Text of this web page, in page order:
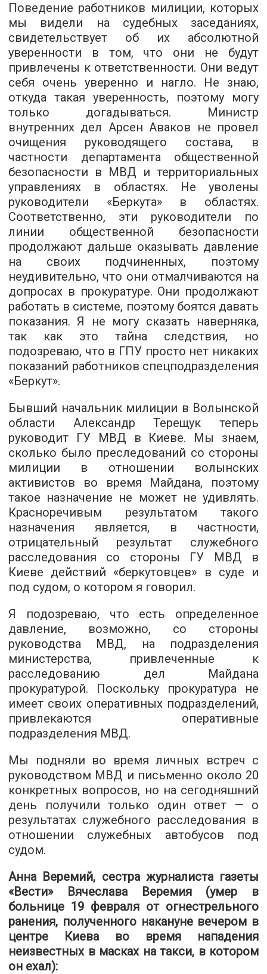
Поведение работников милиции, которых
мы видели на судебных заседаниях,
свидетельствует об их абсолютной
уверенности в том, что они не будут
привлечены к ответственности. Они ведут
себя очень уверенно и нагло. Не знаю,
откуда такая уверенность, поэтому могу
только догадываться. Министр
внутренних дел Арсен Аваков не провел
очищения руководящего состава, в
частности департамента общественной
безопасности в МВД и территориальных
управлениях в областях. Не уволены
руководители «Беркута» в областях.
Соответственно, эти руководители по
линии общественной безопасности
продолжают дальше оказывать давление
на своих подчиненных, поэтому
неудивительно, что они отмалчиваются на
допросах в прокуратуре. Они продолжают
работать в системе, поэтому боятся давать
показания. Я не могу сказать наверняка,
так как это тайна следствия, но
подозреваю, что в ГПУ просто нет никаких
показаний работников спецподразделения
«Беркут».
Бывший начальник милиции в Волынской
области Александр Терещук теперь
руководит ГУ МВД в Киеве. Мы знаем,
сколько было преследований со стороны
милиции в отношении волынских
активистов во время Майдана, поэтому
такое назначение не может не удивлять.
Красноречивым результатом такого
назначения является, в частности,
отрицательный результат служебного
расследования со стороны ГУ МВД в
Киеве действий «беркутовцев» в суде и
под судом, о котором я говорил.
Я подозреваю, что есть определенное
давление, возможно, со стороны
руководства МВД, на подразделения
министерства, привлеченные к
расследованию дел Майдана
прокуратурой. Поскольку прокуратура не
имеет своих оперативных подразделений,
привлекаются оперативные
подразделения МВД.
Мы подняли во время личных встреч с
руководством МВД и письменно около 20
конкретных вопросов, но на сегодняшний
день получили только один ответ — о
результатах служебного расследования в
отношении служебных автобусов под
судом.
Анна Веремий, сестра журналиста газеты
«Вести» Вячеслава Веремия (умер в
больнице 19 февраля от огнестрельного
ранения, полученного накануне вечером в
центре Киева во время нападения
неизвестных в масках на такси, в котором
он ехал):